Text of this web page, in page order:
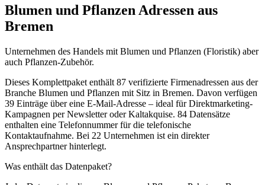
Blumen und Pflanzen Adressen aus
Bremen
Unternehmen des Handels mit Blumen und Pflanzen (Floristik) aber
auch Pflanzen-Zubehör.
Dieses Komplettpaket enthält 87 verifizierte Firmenadressen aus der
Branche Blumen und Pflanzen mit Sitz in Bremen. Davon verfügen
39 Einträge über eine E-Mail-Adresse – ideal für Direktmarketing-
Kampagnen per Newsletter oder Kaltakquise. 84 Datensätze
enthalten eine Telefonnummer für die telefonische
Kontaktaufnahme. Bei 22 Unternehmen ist ein direkter
Ansprechpartner hinterlegt.
Was enthält das Datenpaket?